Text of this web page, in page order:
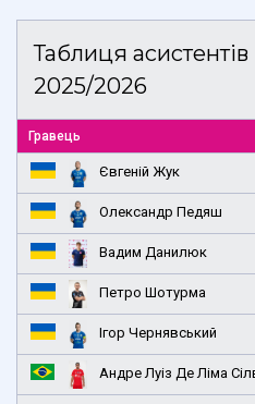
Таблиця асистентів
2025/2026
Гравець
Євгеній Жук
Олександр Педяш
Вадим Данилюк
Петро Шотурма
Ігор Чернявський
Андре Луіз Де Ліма